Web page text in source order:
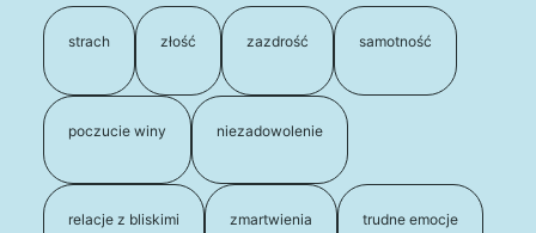
strach złość zazdrość samotność
poczucie winy niezadowolenie
relacje z bliskimi zmartwienia trudne emocje